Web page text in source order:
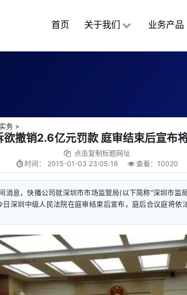
首页 关于我们 业务产品
务>
欲撤销2.6亿元罚款 庭审结束后宣布
点击复制标题网址
时间： 2015-01-03 23:05:18 查看： 10020
消息，快播公司就深圳市市场监管局(以下简称“深圳市监
日深圳中级人民法院在庭审结束后宣布，庭后合议庭将依